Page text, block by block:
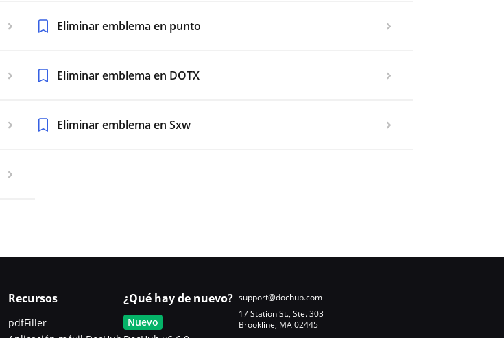
Eliminar emblema en punto
Eliminar emblema en DOTX
Eliminar emblema en Sxw
Recursos
pdfFiller
¿Qué hay de nuevo?
Nuevo
support@dochub.com
17 Station St., Ste. 303
Brookline, MA 02445